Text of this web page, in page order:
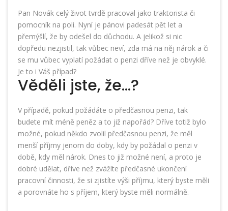
Pan Novák celý život tvrdě pracoval jako traktorista či
pomocník na poli. Nyní je pánovi padesát pět let a
přemýšlí, že by odešel do důchodu. A jelikož si nic
dopředu nezjistil, tak vůbec neví, zda má na něj nárok a či
se mu vůbec vyplatí požádat o penzi dříve než je obvyklé.
Je to i Váš případ?
Věděli jste, že…?
V případě, pokud požádáte o předčasnou penzi, tak
budete mít méně peněz a to již napořád? Dříve totiž bylo
možné, pokud někdo zvolil předčasnou penzi, že měl
menší příjmy jenom do doby, kdy by požádal o penzi v
době, kdy měl nárok. Dnes to již možné není, a proto je
dobré udělat, dříve než zvážíte předčasné ukončení
pracovní činnosti, že si zjistíte výši příjmu, který byste měli
a porovnáte ho s příjem, který byste měli normálně.